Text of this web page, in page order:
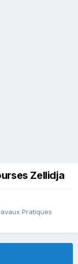
Zellidja
Pratiques